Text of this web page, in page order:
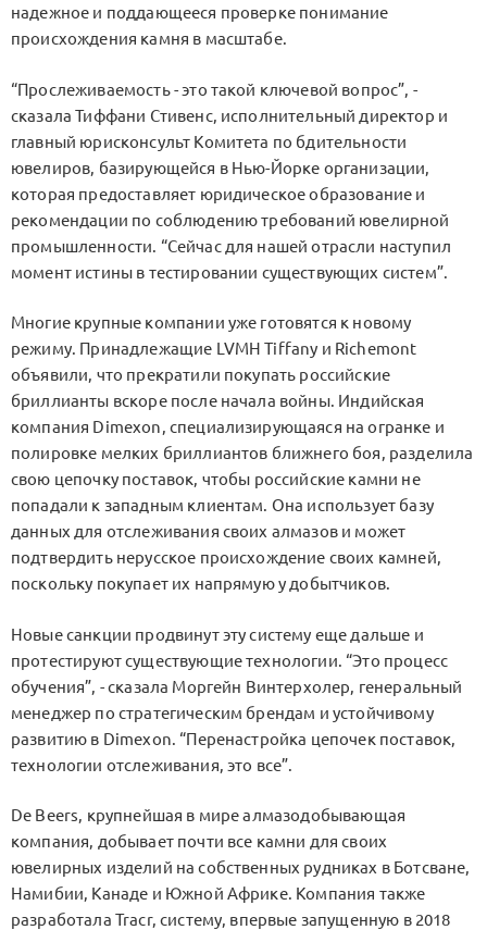
надежное и поддающееся проверке понимание
происхождения камня в масштабе.
“Прослеживаемость - это такой ключевой вопрос”, -
сказала Тиффани Стивенс, исполнительный директор и
главный юрисконсульт Комитета по бдительности
ювелиров, базирующейся в Нью-Йорке организации,
которая предоставляет юридическое образование и
рекомендации по соблюдению требований ювелирной
промышленности. “Сейчас для нашей отрасли наступил
момент истины в тестировании существующих систем”.
Многие крупные компании уже готовятся к новому
режиму. Принадлежащие LVMH Tiffany и Richemont
объявили, что прекратили покупать российские
бриллианты вскоре после начала войны. Индийская
компания Dimexon, специализирующаяся на огранке и
полировке мелких бриллиантов ближнего боя, разделила
свою цепочку поставок, чтобы российские камни не
попадали к западным клиентам. Она использует базу
данных для отслеживания своих алмазов и может
подтвердить нерусское происхождение своих камней,
поскольку покупает их напрямую у добытчиков.
Новые санкции продвинут эту систему еще дальше и
протестируют существующие технологии. “Это процесс
обучения”, - сказала Моргейн Винтерхолер, генеральный
менеджер по стратегическим брендам и устойчивому
развитию в Dimexon. “Перенастройка цепочек поставок,
технологии отслеживания, это все”.
De Beers, крупнейшая в мире алмазодобывающая
компания, добывает почти все камни для своих
ювелирных изделий на собственных рудниках в Ботсване,
Намибии, Канаде и Южной Африке. Компания также
разработала Tracr, систему, впервые запущенную в 2018